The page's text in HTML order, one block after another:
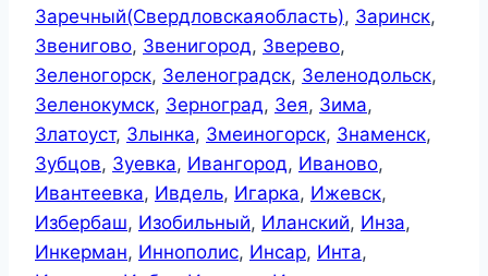
Заречный(Свердловскаяобласть), Заринск,
Звенигово, Звенигород, Зверево,
Зеленогорск, Зеленоградск, Зеленодольск,
Зеленокумск, Зерноград, Зея, Зима,
Златоуст, Злынка, Змеиногорск, Знаменск,
Зубцов, Зуевка, Ивангород, Иваново,
Ивантеевка, Ивдель, Игарка, Ижевск,
Избербаш, Изобильный, Иланский, Инза,
Инкерман, Иннополис, Инсар, Инта,